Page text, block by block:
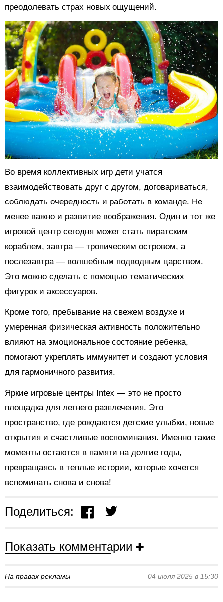
преодолевать страх новых ощущений.
Во время коллективных игр дети учатся
взаимодействовать друг с другом, договариваться,
соблюдать очередность и работать в команде. Не
менее важно и развитие воображения. Один и тот же
игровой центр сегодня может стать пиратским
кораблем, завтра — тропическим островом, а
послезавтра — волшебным подводным царством.
Это можно сделать с помощью тематических
фигурок и аксессуаров.
Кроме того, пребывание на свежем воздухе и
умеренная физическая активность положительно
влияют на эмоциональное состояние ребенка,
помогают укреплять иммунитет и создают условия
для гармоничного развития.
Яркие игровые центры Intex — это не просто
площадка для летнего развлечения. Это
пространство, где рождаются детские улыбки, новые
открытия и счастливые воспоминания. Именно такие
моменты остаются в памяти на долгие годы,
превращаясь в теплые истории, которые хочется
вспоминать снова и снова!
Поделиться:
Показать комментарии
На правах рекламы 04 июля 2025 в 15:30